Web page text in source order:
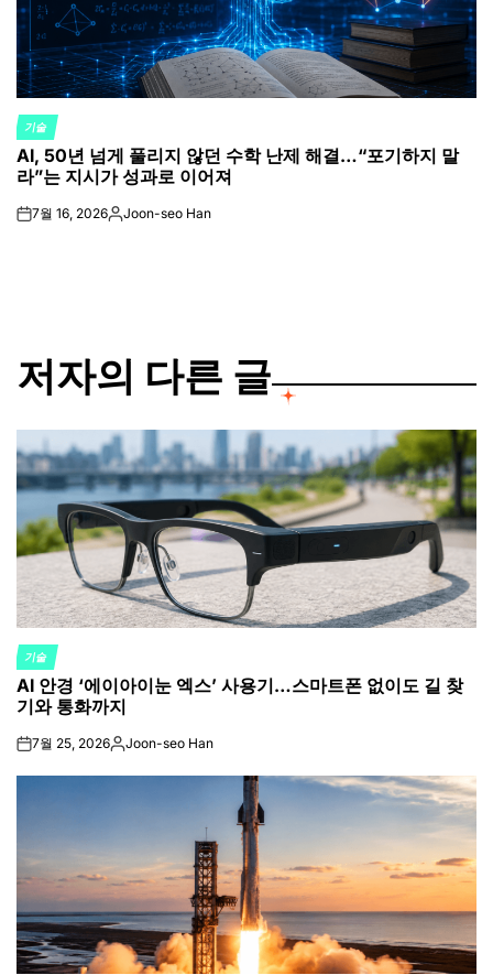
POSTED
IN
기술
AI, 50년 넘게 풀리지 않던 수학 난제 해결…“포기하지 말
라”는 지시가 성과로 이어져
on7월 16, 2026Posted
Joon-seo Han
저자의 다른 글
POSTED
IN
기술
AI 안경 ‘에이아이눈 엑스’ 사용기…스마트폰 없이도 길 찾
기와 통화까지
on7월 25, 2026Posted
Joon-seo Han